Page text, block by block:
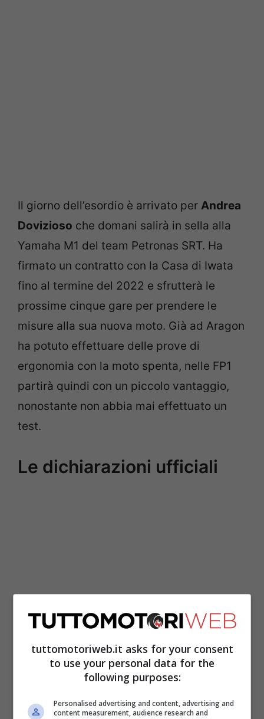
Il giorno dell’esordio è arrivato per Andrea
Dovizioso che domani salirà in sella alla
Yamaha M1 del team Petronas SRT. Ha
firmato un contratto con la Casa di Iwata
fino al termine del 2022 e sfrutterà le
prossime cinque gare per prendere le
misure alla sua nuova moto. Già ad Aragon
ha potuto effettuare delle prove di
ergonomia con la moto spenta, nelle FP1
partirà quindi con un piccolo vantaggio,
nonostante non abbia mai effettuato un
test.
Le dichiarazioni ufficiali
Dovizioso si unirà alla squadra malese
come compagno di squadra di Valentino
sua disposizione una YZR-M1 del 2019, dal
tuttomotoriweb.it asks for your consent
to use your personal data for the
following purposes:
Personalised advertising and content, advertising and
content measurement, audience research and